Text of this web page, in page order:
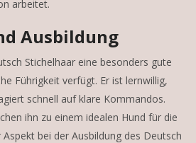
arbeitet.
Ausbildung
Stichelhaar eine besonders gute
Führigkeit verfügt. Er ist lernwillig,
schnell auf klare Kommandos.
ihn zu einem idealen Hund für die
bei der Ausbildung des Deutsch